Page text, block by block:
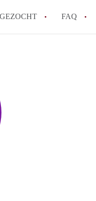
GEZOCHT FAQ
kost het om te reageren op een
privacyverklaring van
KamerRoermond
vragen